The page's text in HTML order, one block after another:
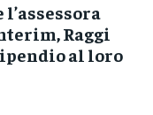
l’assessora
Raggi
al loro